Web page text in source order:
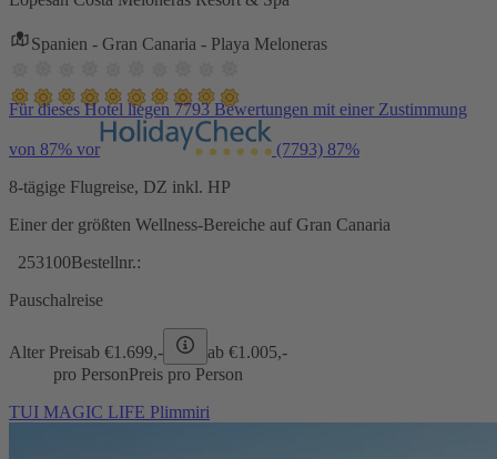
Spanien - Gran Canaria - Playa Meloneras
Für dieses Hotel liegen 7793 Bewertungen mit einer Zustimmung
von 87% vor (7793) 87%
8-tägige Flugreise, DZ inkl. HP
Einer der größten Wellness-Bereiche auf Gran Canaria
253100Bestellnr.:
Pauschalreise
Alter Preisab €1.699,- ab €1.005,-
pro PersonPreis pro Person
TUI MAGIC LIFE Plimmiri